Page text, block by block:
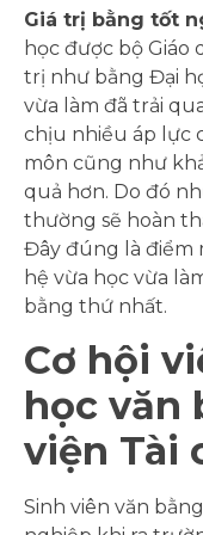
Giá trị bằng tốt
học được bộ Giáo
trị như bằng Đại
vừa làm đã trải
chịu nhiều áp lực
môn cũng như
quả hơn. Do đó
thường sẽ hoàn
Đây đúng là điểm
hệ vừa học vừa
bằng thứ nhất.
Cơ hội
học văn
viện Tài
Sinh viên văn